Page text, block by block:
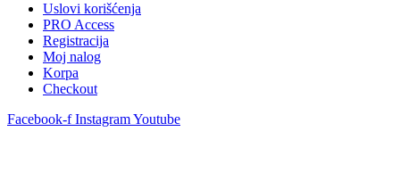
Uslovi korišćenja
PRO Access
Registracija
Moj nalog
Korpa
Checkout
Facebook-f InstagramYoutube